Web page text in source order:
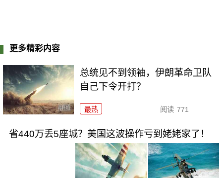
更多精彩内容
总统见不到领袖，伊朗革命卫队
自己下令开打？
最热 阅读 771
省440万丢5座城？美国这波操作亏到姥姥家了！